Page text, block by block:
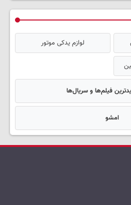
لوازم یدکی موتور
فیلم‌ها و سریال‌ها
امشو